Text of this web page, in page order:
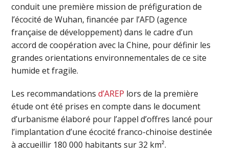
conduit une première mission de préfiguration de
l’écocité de Wuhan, financée par l’AFD (agence
française de développement) dans le cadre d’un
accord de coopération avec la Chine, pour définir les
grandes orientations environnementales de ce site
humide et fragile.
Les recommandationsd’AREP lors de la première
étude ont été prises en compte dans le document
d’urbanisme élaboré pour l’appel d’offres lancé pour
l’implantation d’une écocité franco-chinoise destinée
à accueillir 180 000 habitants sur 32 km².